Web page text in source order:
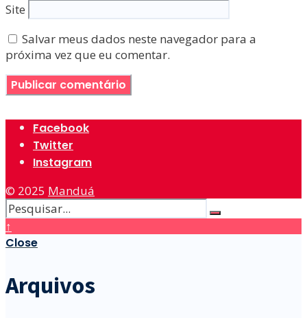
Site
Salvar meus dados neste navegador para a
próxima vez que eu comentar.
Facebook
Twitter
Instagram
© 2025 Manduá
↑
Close
Arquivos